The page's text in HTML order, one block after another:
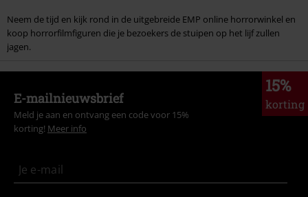
Neem de tijd en kijk rond in de uitgebreide EMP online horrorwinkel en
koop horrorfilmfiguren die je bezoekers de stuipen op het lijf zullen
jagen.
15%
korting
E-mailnieuwsbrief
Meld je aan en ontvang een code voor 15%
korting! Meer info